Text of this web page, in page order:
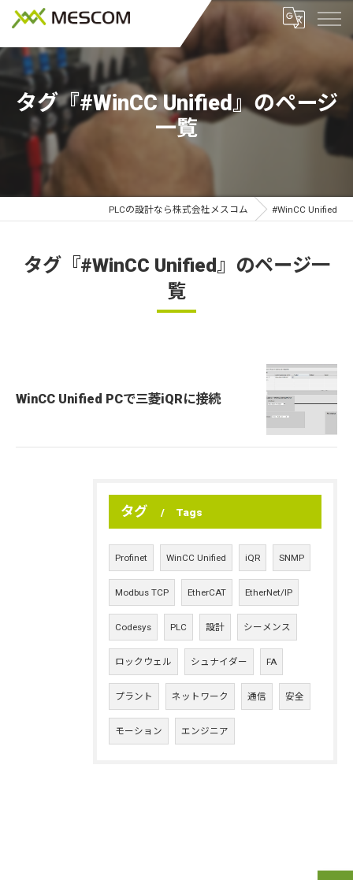
タグ『#WinCC Unified』のページ
一覧
PLCの設計なら株式会社メスコム #WinCC Unified
タグ『#WinCC Unified』のページ一
覧
WinCC Unified PCで三菱iQRに接続
タグ Tags
Profinet WinCC Unified iQR SNMP
Modbus TCP EtherCAT EtherNet/IP
Codesys PLC 設計 シーメンス
ロックウェル シュナイダー FA
プラント ネットワーク 通信 安全
モーション エンジニア